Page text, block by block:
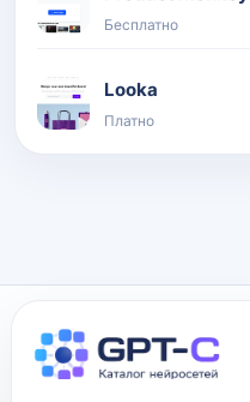
Бесплатно
Looka
Платно